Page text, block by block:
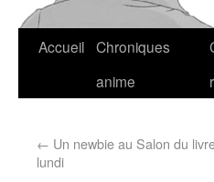
Accueil Chroniques
anime
← Un newbie au Salon du
lundi